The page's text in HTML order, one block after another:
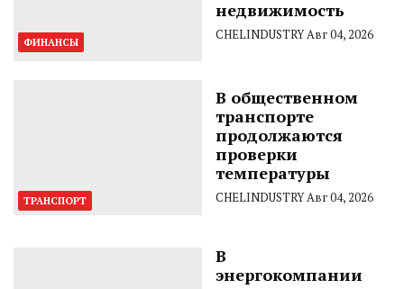
ФИНАНСЫ
недвижимость
CHELINDUSTRYАвг 04, 2026
ТРАНСПОРТ
В общественном
транспорте
продолжаются
проверки
температуры
CHELINDUSTRYАвг 04, 2026
В
энергокомпании